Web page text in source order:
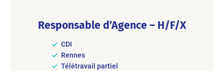
Responsable d’Agence – H/F/X
CDI
Rennes
Télétravail partiel